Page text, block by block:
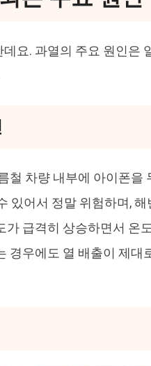
요. 과열의 주요 원인은
철 차량 내부에 아이폰을
있어서 정말 위험하며,
급격히 상승하면서 온
경우에도 열 배출이 제대